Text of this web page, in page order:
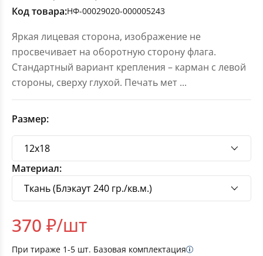
Код товара:НФ-00029020-000005243
Яркая лицевая сторона, изображение не
просвечивает на оборотную сторону флага.
Стандартный вариант крепления – карман с левой
стороны, сверху глухой. Печать мет ...
Размер:
Материал:
370 ₽/шт
При тираже 1-5 шт. Базовая комплектация